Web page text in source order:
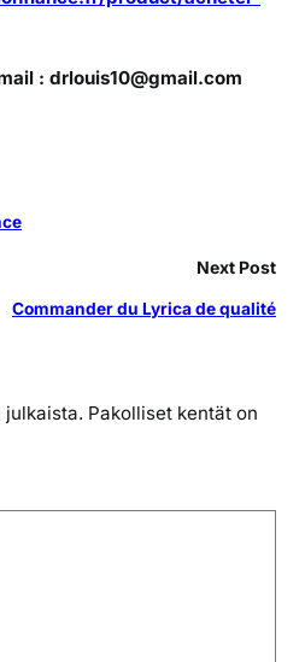
: drlouis10@gmail.com
Next Post
Commander du Lyrica de qualité
julkaista. Pakolliset kentät on